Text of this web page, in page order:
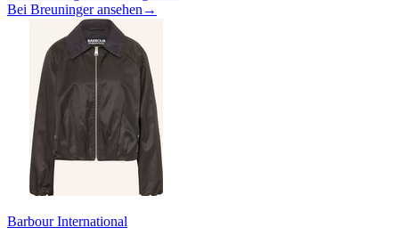
Bei Breuninger ansehen →
Barbour International